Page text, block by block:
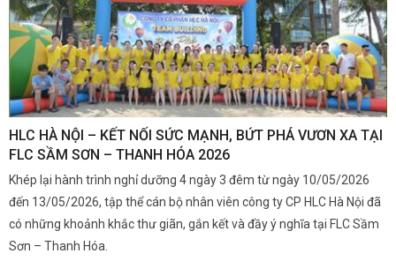
HLC HÀ NỘI – KẾT NỐI SỨC MẠNH, BỨT PHÁ VƯƠN XA TẠI
FLC SẦM SƠN – THANH HÓA 2026
Khép lại hành trình nghỉ dưỡng 4 ngày 3 đêm từ ngày 10/05/2026
đến 13/05/2026, tập thể cán bộ nhân viên công ty CP HLC Hà Nội đã
có những khoảnh khắc thư giãn, gắn kết và đầy ý nghĩa tại FLC Sầm
Sơn – Thanh Hóa.